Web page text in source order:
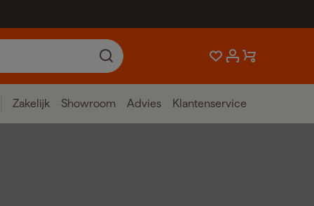
Zakelijk Showroom Advies Klantenservice